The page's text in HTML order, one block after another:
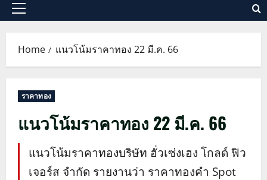
Primary
Home แนวโน้มราคาทอง 22 มี.ค. 66
ราคาทอง
แนวโน้มราคาทอง 22 มี.ค. 66
แนวโน้มราคาทองบริษัท ฮั่วเซ่งเฮง โกลด์ ฟิว
เจอร์ส จำกัด รายงานว่า ราคาทองคำ Spot